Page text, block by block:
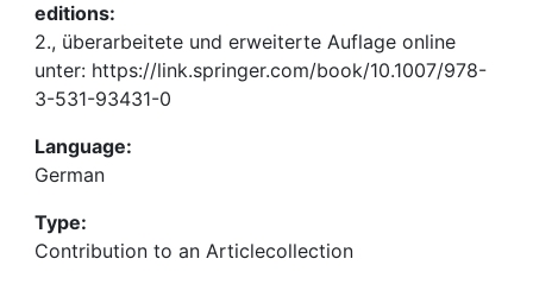
editions:
2., überarbeitete und erweiterte Auflage online
unter: https://link.springer.com/book/10.1007/978-
3-531-93431-0
Language:
German
Type:
Contribution to an Articlecollection